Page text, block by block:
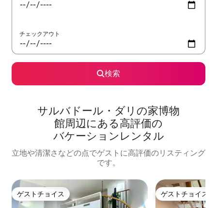
チェックアウト
検索
サルバドール・ダリの家博物
館⁠周⁠辺⁠に⁠あ⁠る高⁠評⁠価⁠の
バ⁠ケ⁠ー⁠シ⁠ョ⁠ン⁠レ⁠ン⁠タ⁠ル
立地や清潔さなどの点でゲストに高評価のリスティング
です。
ゲストチョイス
ゲストチョイス ゲストチョイス
ゲストチョイス